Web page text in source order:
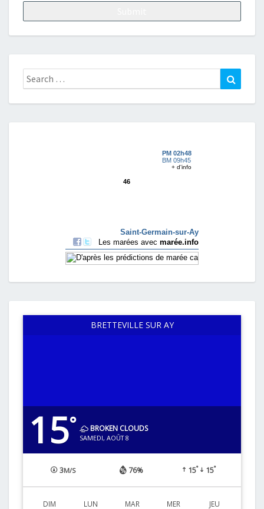
Search
for:
BRETTEVILLE SUR AY
15° BROKEN CLOUDS
SAMEDI, AOÛT 8
3M/S 76% 15° 15°
DIM LUN MAR MER JEU